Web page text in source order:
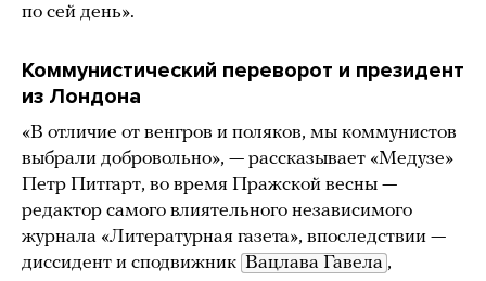
по сей день».
Коммунистический переворот и президент
из Лондона
«В отличие от венгров и поляков, мы коммунистов
выбрали добровольно», — рассказывает «Медузе»
Петр Питгарт, во время Пражской весны —
редактор самого влиятельного независимого
журнала «Литературная газета», впоследствии —
диссидент и сподвижник Вацлава Гавела ,